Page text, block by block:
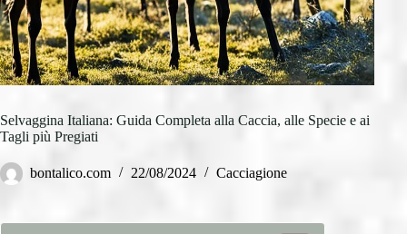
Selvaggina Italiana: Guida Completa alla Caccia, alle Specie e ai
Tagli più Pregiati
bontalico.com 22/08/2024 Cacciagione